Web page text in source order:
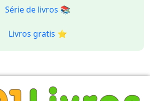
Série de livros 📚
Livros gratis ⭐️